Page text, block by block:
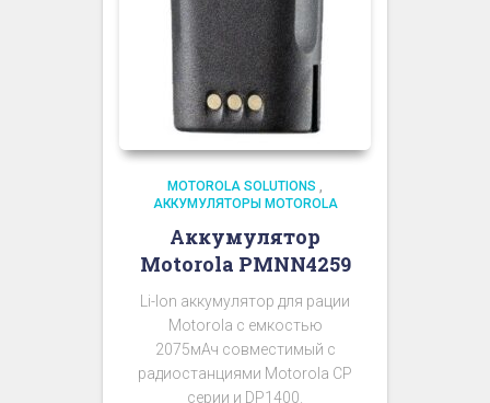
MOTOROLA SOLUTIONS ,
АККУМУЛЯТОРЫ MOTOROLA
Аккумулятор
Motorola PMNN4259
Li-Ion аккумулятор для рации
Motorola с емкостью
2075мАч совместимый с
радиостанциями Motorola CP
серии и DP1400.